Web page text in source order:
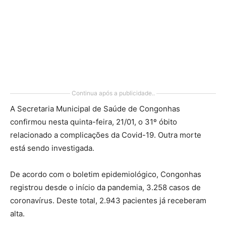
Continua após a publicidade..
A Secretaria Municipal de Saúde de Congonhas
confirmou nesta quinta-feira, 21/01, o 31º óbito
relacionado a complicações da Covid-19. Outra morte
está sendo investigada.
De acordo com o boletim epidemiológico, Congonhas
registrou desde o início da pandemia, 3.258 casos de
coronavírus. Deste total, 2.943 pacientes já receberam
alta.